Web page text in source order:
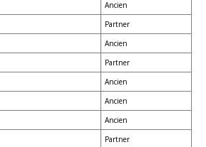
Ancien
Partner
Ancien
Partner
Ancien
Ancien
Ancien
Partner